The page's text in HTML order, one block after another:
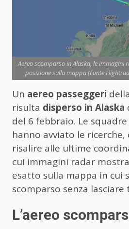
Aereo scomparso in Alaska, le immagini
posizione sulla mappa (Fonte
Un aereo passeggeri
risulta disperso in Alaska
del 6 febbraio. Le
hanno avviato le ricerche,
risalire alle ultime
cui immagini radar
esatto sulla mappa in cui
scomparso senza lasciare
L’aereo